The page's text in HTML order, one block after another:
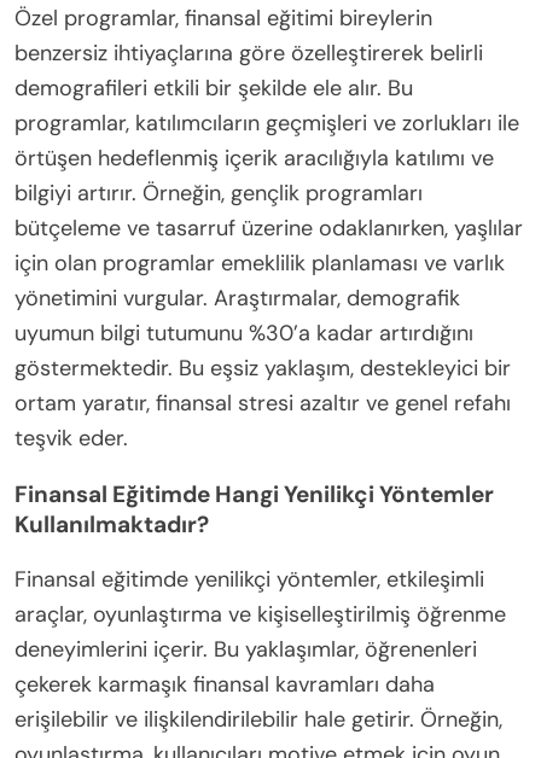
Bu eşsiz özellikler, bireyleri finansal ortamlarını etkili
bir şekilde yönetmeleri için gerekli bilgi ile
donatarak finansal stresi azaltır ve genel refahı
artırır.
Özel Programlar Belirli Demografileri Nasıl Ele
Alır?
Özel programlar, finansal eğitimi bireylerin
benzersiz ihtiyaçlarına göre özelleştirerek belirli
demografileri etkili bir şekilde ele alır. Bu
programlar, katılımcıların geçmişleri ve zorlukları ile
örtüşen hedeflenmiş içerik aracılığıyla katılımı ve
bilgiyi artırır. Örneğin, gençlik programları
için olan programlar emeklilik planlaması ve varlık
yönetimini vurgular. Araştırmalar, demografik
uyumun bilgi tutumunu %30’a kadar artırdığını
göstermektedir. Bu eşsiz yaklaşım, destekleyici bir
ortam yaratır, finansal stresi azaltır ve genel refahı
teşvik eder.
Finansal Eğitimde Hangi Yenilikçi Yöntemler